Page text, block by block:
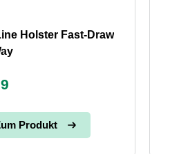
Holster Fast-Draw
Produkt